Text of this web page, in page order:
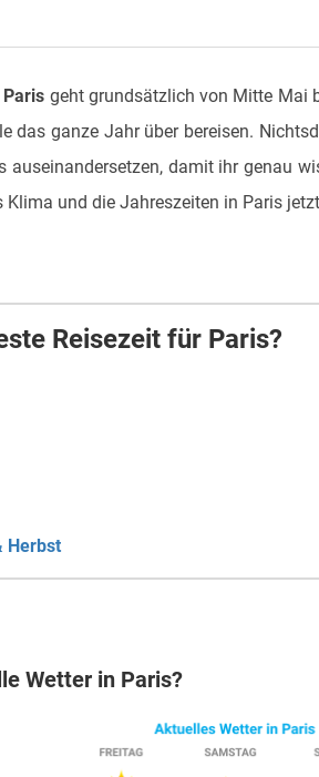
geht grundsätzlich von Mitte Mai
das ganze Jahr über bereisen.
auseinandersetzen, damit ihr genau
Klima und die Jahreszeiten in Paris
Reisezeit für Paris?
Herbst
Wetter in Paris?